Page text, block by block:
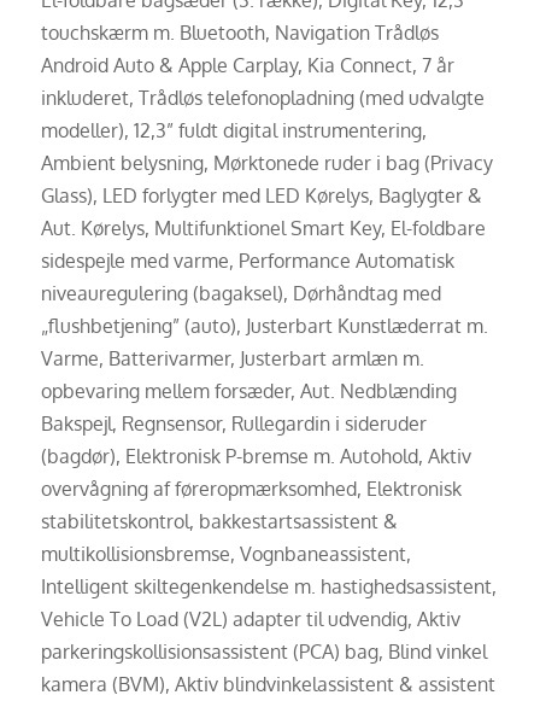
touchskærm m. Bluetooth, Navigation Trådløs
Android Auto & Apple Carplay, Kia Connect, 7 år
inkluderet, Trådløs telefonopladning (med udvalgte
modeller), 12,3” fuldt digital instrumentering,
Ambient belysning, Mørktonede ruder i bag (Privacy
Glass), LED forlygter med LED Kørelys, Baglygter &
Aut. Kørelys, Multifunktionel Smart Key, El-foldbare
sidespejle med varme, Performance Automatisk
niveauregulering (bagaksel), Dørhåndtag med
„flushbetjening” (auto), Justerbart Kunstlæderrat m.
Varme, Batterivarmer, Justerbart armlæn m.
opbevaring mellem forsæder, Aut. Nedblænding
Bakspejl, Regnsensor, Rullegardin i sideruder
(bagdør), Elektronisk P-bremse m. Autohold, Aktiv
overvågning af føreropmærksomhed, Elektronisk
stabilitetskontrol, bakkestartsassistent &
multikollisionsbremse, Vognbaneassistent,
Intelligent skiltegenkendelse m. hastighedsassistent,
Vehicle To Load (V2L) adapter til udvendig, Aktiv
parkeringskollisionsassistent (PCA) bag, Blind vinkel
kamera (BVM), Aktiv blindvinkelassistent & assistent